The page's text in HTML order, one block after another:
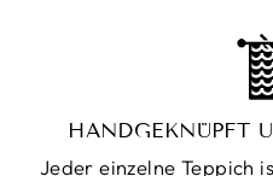
HANDGEKNÜPFT
Jeder einzelne Teppich